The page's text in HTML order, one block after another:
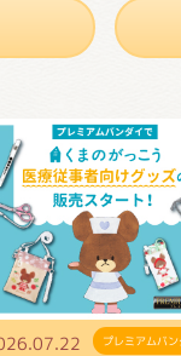
プレミアムバ